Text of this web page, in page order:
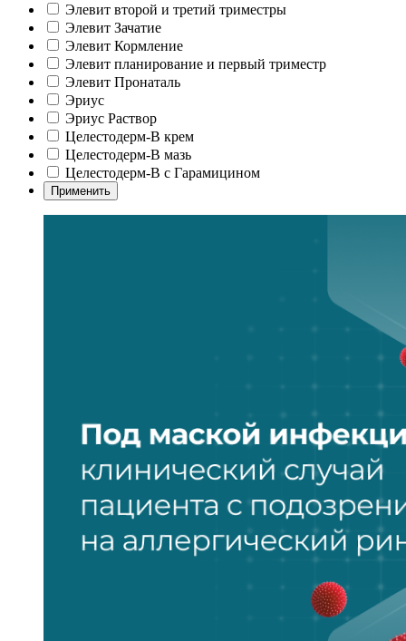
Элевит второй и третий триместры
Элевит Зачатие
Элевит Кормление
Элевит планирование и первый триместр
Элевит Пронаталь
Эриус
Эриус Раствор
Целестодерм-В крем
Целестодерм-В мазь
Целестодерм-В с Гарамицином
Применить